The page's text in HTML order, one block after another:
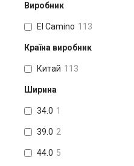
Виробник
El Camino 113
Країна виробник
Китай 113
Ширина
34.0 1
39.0 2
44.0 5